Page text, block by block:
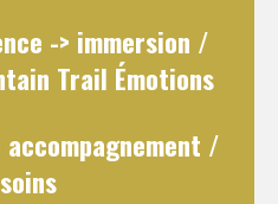
-> immersion /
Trail Émotions
accompagnement /
soins